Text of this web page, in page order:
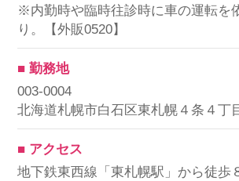
※内勤時や臨時往診時に車の運転を
り。【外販0520】
■ 勤務地
003-0004
北海道札幌市白石区東札幌４条４丁
■ アクセス
地下鉄東西線「東札幌駅」から徒歩